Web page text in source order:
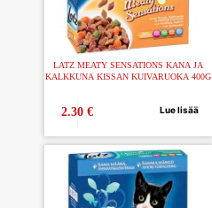
LATZ MEATY SENSATIONS KANA JA
KALKKUNA KISSAN KUIVARUOKA 400G
2.30€ Lue lisää